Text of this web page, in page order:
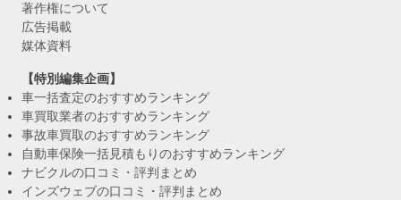
著作権について
広告掲載
媒体資料
【特別編集企画】
車一括査定のおすすめランキング
車買取業者のおすすめランキング
事故車買取のおすすめランキング
自動車保険一括見積もりのおすすめランキング
ナビクルの口コミ・評判まとめ
インズウェブの口コミ・評判まとめ